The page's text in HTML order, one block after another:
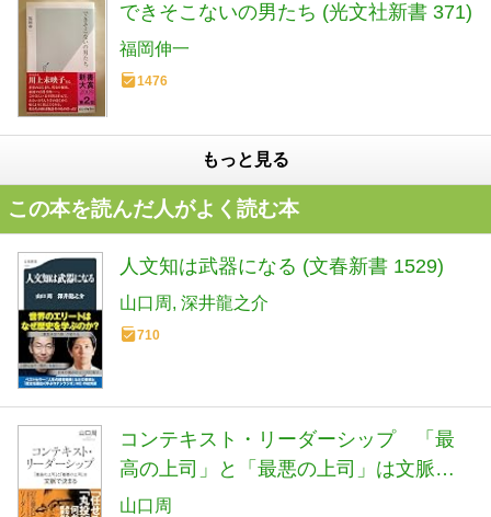
できそこないの男たち (光文社新書 371)
福岡伸一
1476
もっと見る
この本を読んだ人がよく読む本
人文知は武器になる (文春新書 1529)
山口周 深井龍之介
710
コンテキスト・リーダーシップ 「最
高の上司」と「最悪の上司」は文脈で
決まる (光文社新書 1406)
山口周